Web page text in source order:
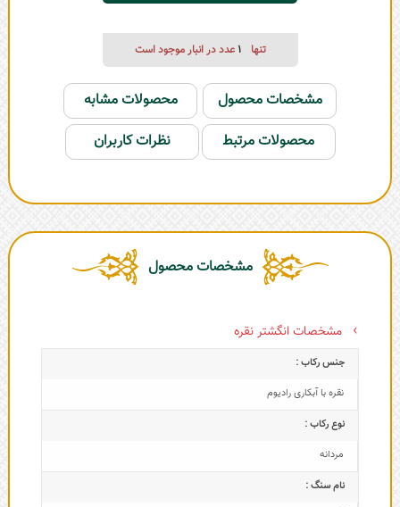
تنها 1 عدد در انبار موجود است
مشخصات محصول
محصولات مشابه
محصولات مرتبط
نظرات کاربران
مشخصات محصول
مشخصات انگشتر نقره
جنس رکاب :
نقره با آبکاری رادیوم
نوع رکاب :
مردانه
نام سنگ :